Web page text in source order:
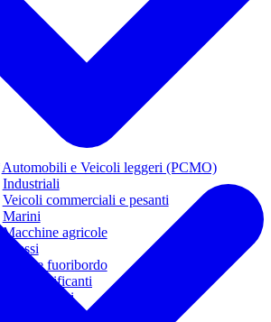
Automobili e Veicoli leggeri (PCMO)
Industriali
Veicoli commerciali e pesanti
Marini
Macchine agricole
Grassi
Moto e fuoribordo
Tutti i lubrificanti
Trasmissioni